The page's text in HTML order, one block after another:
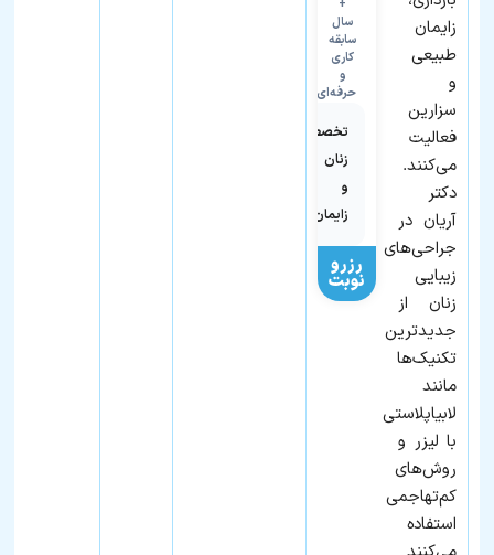
زایمان
طبیعی
و
سزارین
فعالیت
می‌کنند.
دکتر
آریان در
جراحی‌های
زیبایی
زنان از
جدیدترین
تکنیک‌ها
مانند
لابیاپلاستی
با لیزر و
روش‌های
کم‌تهاجمی
استفاده
+
سال
سابقه
کاری
و
حرفه‌ای
تخصص
زنان
و
زایمان
رزرو
نوبت